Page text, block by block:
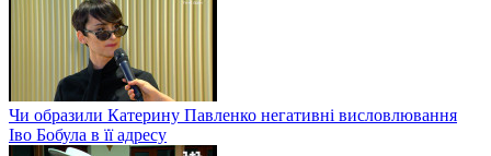
Чи образили Катерину Павленко негативні висловлювання
Іво Бобула в її адресу